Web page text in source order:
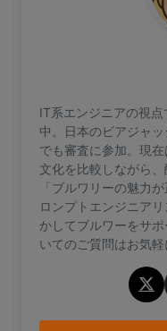
IT系エンジニアの視
中。日本のビアジャ
でも審査に参加。現
文化を比較しながら
「ブルワリーの魅力
ロンプトエンジニア
かしてブルワーをサ
いてのご質問はお気